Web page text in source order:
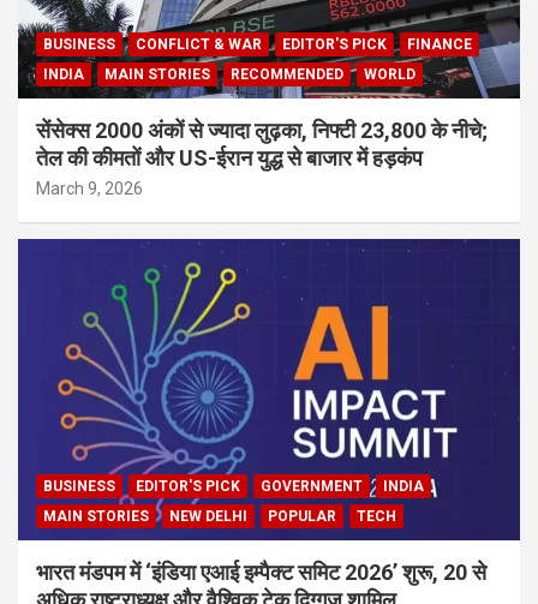
BUSINESS CONFLICT & WAR EDITOR'S PICK
FINANCE
INDIA
MAIN STORIES RECOMMENDED WORLD
सेंसेक्स 2000 अंकों से ज्यादा लुढ़का, निफ्टी 23,800 के नीचे;
तेल की कीमतों और US-ईरान युद्ध से बाजार में हड़कंप
March 9, 2026
BUSINESS EDITOR'S PICK GOVERNMENT
INDIA
MAIN STORIES
NEW DELHI POPULAR TECH
भारत मंडपम में ‘इंडिया एआई इम्पैक्ट समिट 2026’ शुरू, 20 से